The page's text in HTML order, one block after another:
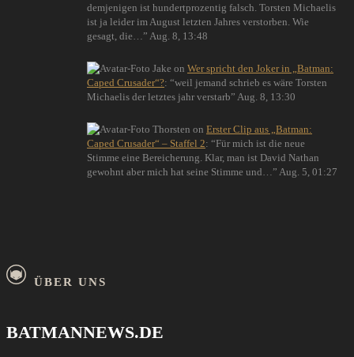
demjenigen ist hundertprozentig falsch. Torsten Michaelis
ist ja leider im August letzten Jahres verstorben. Wie
gesagt, die… ” Aug. 8, 13:48
Jake on Wer spricht den Joker in „Batman:
Caped Crusader“?: “weil jemand schrieb es wäre Torsten
Michaelis der letztes jahr verstarb” Aug. 8, 13:30
Thorsten on Erster Clip aus „Batman:
Caped Crusader“ – Staffel 2: “Für mich ist die neue
Stimme eine Bereicherung. Klar, man ist David Nathan
gewohnt aber mich hat seine Stimme und… ” Aug. 5, 01:27
ÜBER UNS
BATMANNEWS.DE